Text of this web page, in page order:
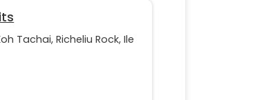
Tachai, Richeliu Rock, Ile